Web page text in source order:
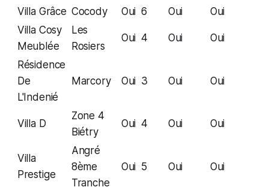
Villa Grâce Cocody Oui 6 Oui
Oui
Villa Cosy
Meublée
Les
Rosiers
Oui 4 Oui Oui
Résidence
De
L'Indenié
Marcory Oui 3 Oui Oui
Villa D
Zone 4
Biétry
Oui 4 Oui Oui
Villa
Prestige
Angré
8ème
Tranche
Oui 5 Oui Oui